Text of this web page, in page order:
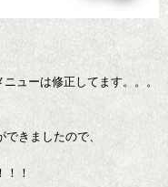
ーは修正してます。。。
きましたので、
！！